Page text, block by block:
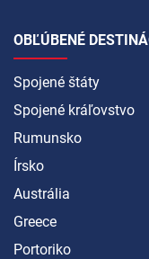
OBĽÚBENÉ
Spojené štáty
Spojené kráľovstvo
Rumunsko
Írsko
Austrália
Greece
Portoriko